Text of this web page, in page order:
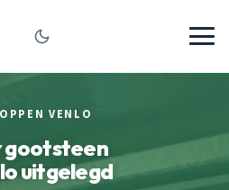
VENLO
gootsteen
uitgelegd